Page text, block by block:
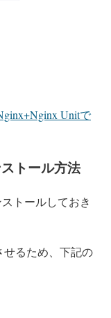
Unitで
トール方法
トールしておき
せるため、下記の